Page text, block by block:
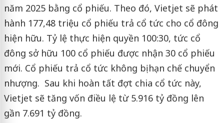
năm 2025 bằng cổ phiếu. Theo đó, Vietjet sẽ phát
hành 177,48 triệu cổ phiếu trả cổ tức cho cổ đông
hiện hữu. Tỷ lệ thực hiện quyền 100:30, tức cổ
đông sở hữu 100 cổ phiếu được nhận 30 cổ phiếu
mới. Cổ phiếu trả cổ tức không bị hạn chế chuyển
nhượng. Sau khi hoàn tất đợt chia cổ tức này,
Vietjet sẽ tăng vốn điều lệ từ 5.916 tỷ đồng lên
gần 7.691 tỷ đồng.